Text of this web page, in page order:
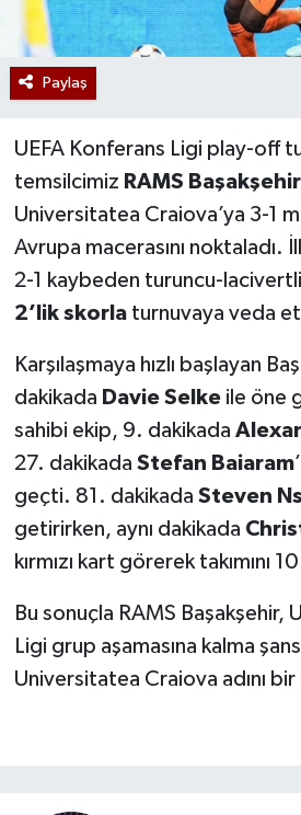
Paylaş
UEFA Konferans Ligi play-off
temsilcimiz RAMS Başakşehir
Universitatea Craiova’ya 3-1
Avrupa macerasını noktaladı.
2-1 kaybeden turuncu-
2’lik skorlaturnuvaya veda
Karşılaşmaya hızlı başlayan
dakikada Davie Selkeile öne
sahibi ekip, 9. dakikada
27. dakikada Stefan Baiaram
geçti. 81. dakikada Steven
getirirken, aynı dakikada
kırmızı kart görerek takımını
Bu sonuçla RAMS Başakşehir,
Ligi grup aşamasına kalma
Universitatea Craiova adını bir